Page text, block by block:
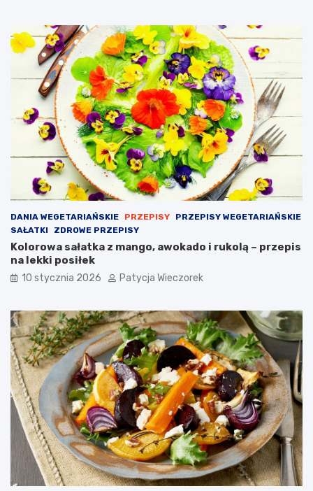
DANIA WEGETARIAŃSKIE PRZEPISY
PRZEPISY WEGETARIAŃSKIE
SAŁATKI
ZDROWE PRZEPISY
Kolorowa sałatka z mango, awokado i rukolą – przepis
na lekki posiłek
10 stycznia 2026 Patycja Wieczorek